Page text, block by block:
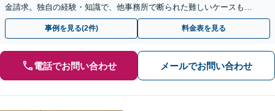
金請求。独自の経験・知識で、他事務所で断られた難しいケースも解
決に導いた実績あり。まずはお気軽にご相談ください
事例を見る(2件) 料金表を見る
電話でお問い合わせ メールでお問い合わせ